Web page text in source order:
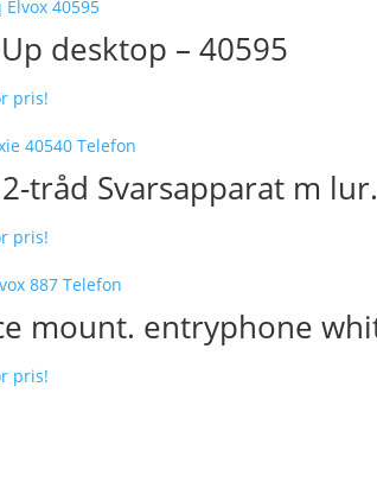
desktop – 40595
pris!
tråd Svarsapparat m lur.
pris!
mount. entryphone
pris!